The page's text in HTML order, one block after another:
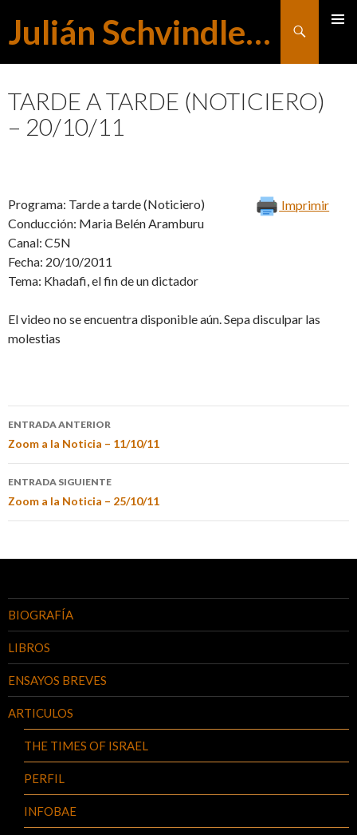
Julián Schvindlerman
Buscar
TARDE A TARDE (NOTICIERO)
– 20/10/11
Imprimir
Programa: Tarde a tarde (Noticiero)
Conducción: Maria Belén Aramburu
Canal: C5N
Fecha: 20/10/2011
Tema: Khadafi, el fin de un dictador
El video no se encuentra disponible aún. Sepa disculpar las
molestias
ENTRADA ANTERIOR
Zoom a la Noticia – 11/10/11
ENTRADA SIGUIENTE
Zoom a la Noticia – 25/10/11
BIOGRAFÍA
LIBROS
ENSAYOS BREVES
ARTICULOS
THE TIMES OF ISRAEL
PERFIL
INFOBAE